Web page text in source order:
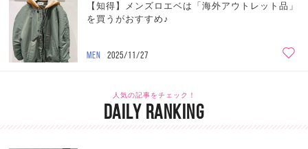
【知得】メンズロエベは「海外アウトレット品」
を買うがおすすめ♪
MEN 2025/11/27
人気の記事をチェック！
DAILY RANKING